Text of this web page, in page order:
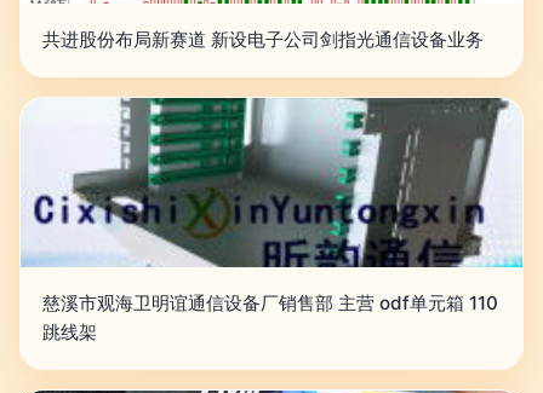
共进股份布局新赛道 新设电子公司剑指光通信设备业务
慈溪市观海卫明谊通信设备厂销售部 主营 odf单元箱 110
跳线架